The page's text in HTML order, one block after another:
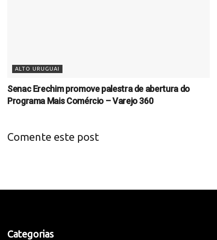
ALTO URUGUAI
Senac Erechim promove palestra de abertura do
Programa Mais Comércio – Varejo 360
Comente este post
Categorias